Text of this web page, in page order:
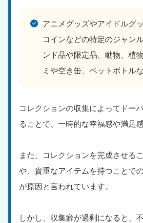
アニメグッズやアイドルグ
コインなどの特定のジャン
ンド品や限定品、動物、植
ミや空き缶、ペットボトル
コレクションの収集によってドー
ることで、一時的な幸福感や満足
また、コレクションを完成させる
や、貴重なアイテムを持つことで
が原因と言われています。
しかし、収集癖が過剰になると、